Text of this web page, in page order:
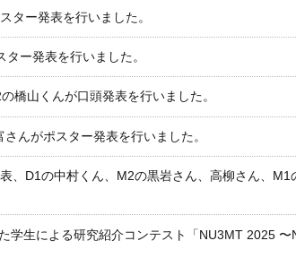
ター発表を行いました。
ー発表を行いました。
橋山くんが口頭発表を行いました。
んがポスター発表を行いました。
、D1の中村くん、M2の黒岩さん、高柳さん、
学生による研究紹介コンテスト「NU3MT 2025